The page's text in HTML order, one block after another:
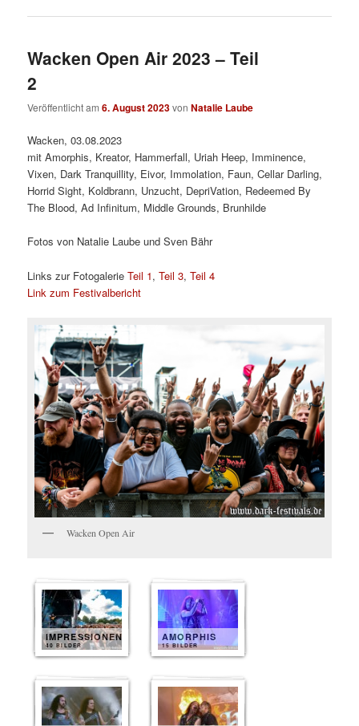
Wacken Open Air 2023 – Teil
2
Veröffentlicht am6. August 2023vonNatalie Laube
Wacken, 03.08.2023
mit Amorphis, Kreator, Hammerfall, Uriah Heep, Imminence,
Vixen, Dark Tranquillity, Eivor, Immolation, Faun, Cellar Darling,
Horrid Sight, Koldbrann, Unzucht, DepriVation, Redeemed By
The Blood, Ad Infinitum, Middle Grounds, Brunhilde
Fotos von Natalie Laube und Sven Bähr
Links zur FotogalerieTeil 1,Teil 3,Teil 4
Link zum Festivalbericht
Wacken Open Air
IMPRESSIONEN
40 BILDER
AMORPHIS
15 BILDER